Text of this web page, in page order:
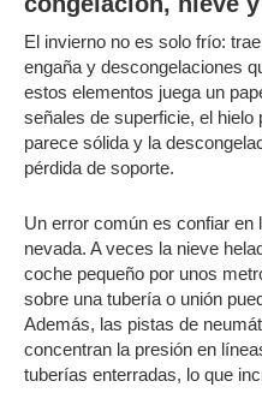
El invierno no es solo frío:
engaña y descongelaciones
estos elementos juega un
señales de superficie, el hielo
parece sólida y la
pérdida de soporte.
Un error común es confiar en
nevada. A veces la nieve
coche pequeño por unos
sobre una tubería o unión
Además, las pistas de
concentran la presión en
tuberías enterradas, lo que